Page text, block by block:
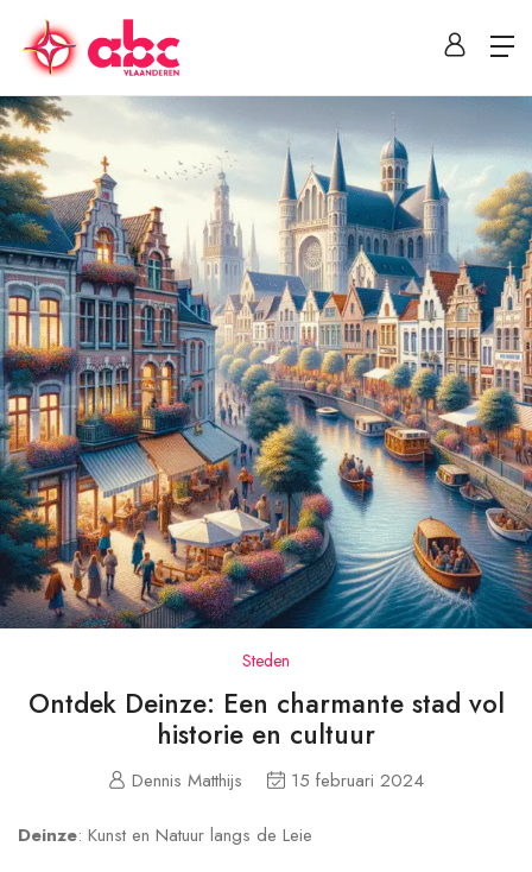
Steden
Ontdek Deinze: Een charmante stad vol
historie en cultuur
Dennis Matthijs 15 februari 2024
Deinze: Kunst en Natuur langs de Leie